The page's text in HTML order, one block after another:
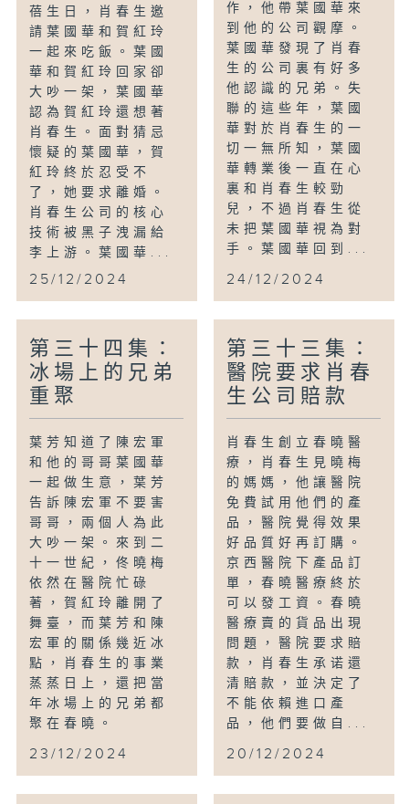
蓓生日，肖春生邀
請葉國華和賀紅玲
一起來吃飯。葉國
華和賀紅玲回家卻
大吵一架，葉國華
認為賀紅玲還想著
肖春生。面對猜忌
懷疑的葉國華，賀
紅玲終於忍受不
了，她要求離婚。
肖春生公司的核心
技術被黑子洩漏給
李上游。葉國華...
25/12/2024
作，他帶葉國華來
到他的公司觀摩。
葉國華發現了肖春
生的公司裏有好多
他認識的兄弟。失
聯的這些年，葉國
華對於肖春生的一
切一無所知，葉國
華轉業後一直在心
裏和肖春生較勁
兒，不過肖春生從
未把葉國華視為對
手。葉國華回到...
24/12/2024
第三十四集：
冰場上的兄弟
重聚
葉芳知道了陳宏軍
和他的哥哥葉國華
一起做生意，葉芳
告訴陳宏軍不要害
哥哥，兩個人為此
大吵一架。來到二
十一世紀，佟曉梅
依然在醫院忙碌
著，賀紅玲離開了
舞臺，而葉芳和陳
宏軍的關係幾近冰
點，肖春生的事業
蒸蒸日上，還把當
年冰場上的兄弟都
聚在春曉。
23/12/2024
第三十三集：
醫院要求肖春
生公司賠款
肖春生創立春曉醫
療，肖春生見曉梅
的媽媽，他讓醫院
免費試用他們的產
品，醫院覺得效果
好品質好再訂購。
京西醫院下產品訂
單，春曉醫療終於
可以發工資。春曉
醫療賣的貨品出現
問題，醫院要求賠
款，肖春生承诺還
清賠款，並決定了
不能依賴進口產
品，他們要做自...
20/12/2024